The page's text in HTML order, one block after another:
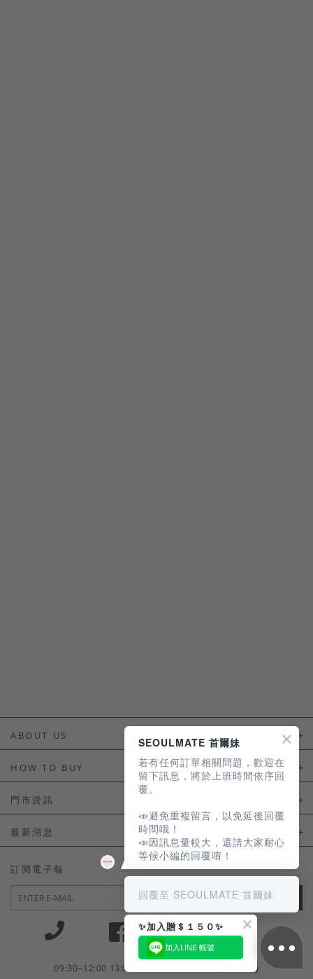
ABOUT US
HOW TO BUY
如何購買
會員常見問題
訂單常見問題
商品售後服務
電子發票
門市資訊
門市資訊
最新消息
LINE官方會員活動
訂閱電子報
JOIN
09:30~12:00 13:00~18:30 / Mon - Fri(例假日除外)
SEOULMATE 首爾妹
若有任何訂單相關問題，歡迎在
留下訊息，將於上班時間依序回
覆。
📣避免重複留言，以免延後回覆
時間哦！
📣因訊息量較大，還請大家耐心
等候小編的回覆唷！
回覆至 SEOULMATE 首爾妹
✨加入贈＄１５０✨
加入LINE 帳號